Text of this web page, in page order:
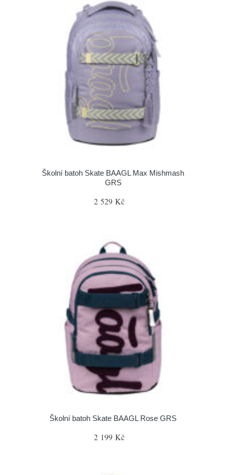
Školní batoh Skate BAAGL Max Mishmash
GRS
2 529 Kč
Školní batoh Skate BAAGL Rose GRS
2 199 Kč